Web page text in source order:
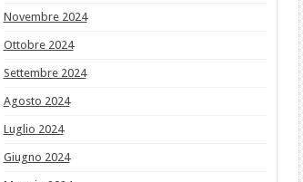
Novembre 2024
Ottobre 2024
Settembre 2024
Agosto 2024
Luglio 2024
Giugno 2024